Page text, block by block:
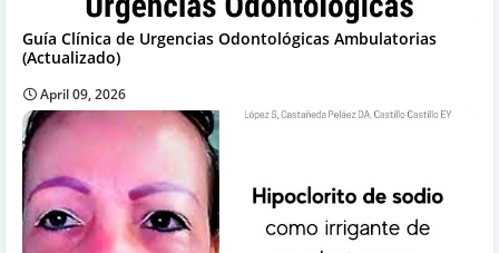
Guía Clínica de Urgencias Odontológicas Ambulatorias
(Actualizado)
April 09, 2026